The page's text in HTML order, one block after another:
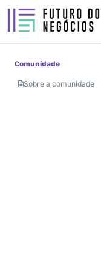
Comunidade
Sobre a comunidade